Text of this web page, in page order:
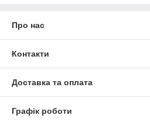
Про нас
Контакти
Доставка та оплата
Графік роботи